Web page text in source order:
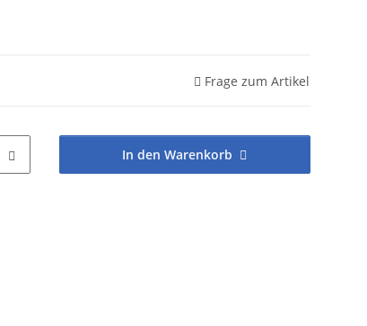
Frage zum Artikel
In den Warenkorb